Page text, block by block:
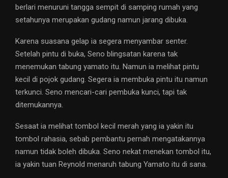
berlari menuruni tangga sempit di samping rumah yang
setahunya merupakan gudang namun jarang dibuka.
Karena suasana gelap ia segera menyambar senter.
Setelah pintu di buka, Seno blingsatan karena tak
menemukan tabung yamato itu. Namun ia melihat pintu
kecil di pojok gudang. Segera ia membuka pintu itu namun
terkunci. Seno mencari-cari pembuka kunci, tapi tak
ditemukannya.
Sesaat ia melihat tombol kecil merah yang ia yakin itu
tombol rahasia, sebab pembantu pernah mengatakannya
namun tidak boleh dibuka. Seno nekat menekan tombol itu,
ia yakin tuan Reynold menaruh tabung Yamato itu di sana.